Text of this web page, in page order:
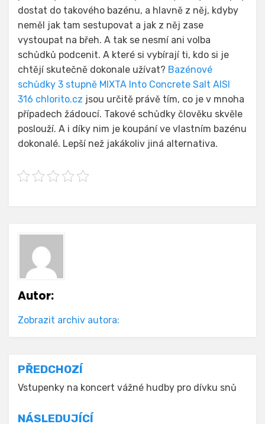
dostat do takového bazénu, a hlavně z něj, kdyby
neměl jak tam sestupovat a jak z něj zase
vystoupat na břeh. A tak se nesmí ani volba
schůdků podcenit. A které si vybírají ti, kdo si je
chtějí skutečně dokonale užívat? Bazénové
schůdky 3 stupně MIXTA Into Concrete Salt AISI
316 chlorito.cz jsou určitě právě tím, co je v mnoha
případech žádoucí. Takové schůdky člověku skvěle
poslouží. A i díky nim je koupání ve vlastním bazénu
dokonalé. Lepší než jakákoliv jiná alternativa.
Autor:
Zobrazit archiv autora:
Navigace
pro
příspěvek
PŘEDCHOZÍ
Vstupenky na koncert vážné hudby pro dívku snů
NÁSLEDUJÍCÍ